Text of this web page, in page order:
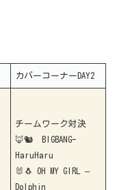
カバーコーナーDAY2
チームワーク対決
🦊🐿 BIGBANGｰ
HaruHaru
🐰🐧 OH MY GIRL –
Dolphin